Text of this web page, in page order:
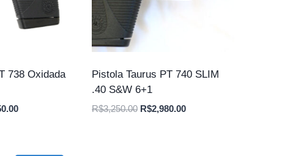
738 Oxidada
O
Pistola Taurus PT 740 SLIM
.40 S&W 6+1
R$3,250.00 O
R$2,980.00O